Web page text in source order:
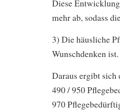
Diese
mehr ab, sodass
3) Die häusliche
Wunschdenken ist.
Daraus ergibt sich
490 / 950
970